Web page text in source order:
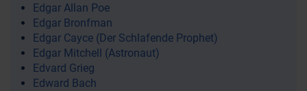
Edgar Allan Poe
Edgar Bronfman
Edgar Cayce (Der Schlafende Prophet)
Edgar Mitchell (Astronaut)
Edvard Grieg
Edward Bach